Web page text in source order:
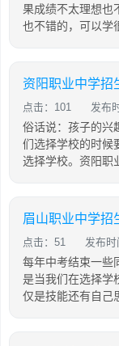
果成绩不太理想也
也不错的，可以学
资阳职业中学招
点击：101 发布
俗话说：孩子的兴
们选择学校的时候
选择学校。资阳职
眉山职业中学招
点击：51 发布时
每年中考结束一些
是当我们在选择学
仅是技能还有自己